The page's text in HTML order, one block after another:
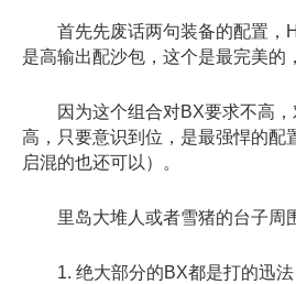
首先先废话两句装备的配置，
是高输出配沙包，这个是最完美的，
因为这个组合对BX要求不高，
高，只要意识到位，是最强悍的配
启混的也还可以）。
里岛大堆人或者雪猪的台子周围
1. 绝大部分的BX都是打的迅法